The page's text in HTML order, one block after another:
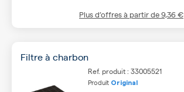
Plus d’offres à partir de9,36 €
Filtre à charbon
Ref. produit : 33005521
Produit Original